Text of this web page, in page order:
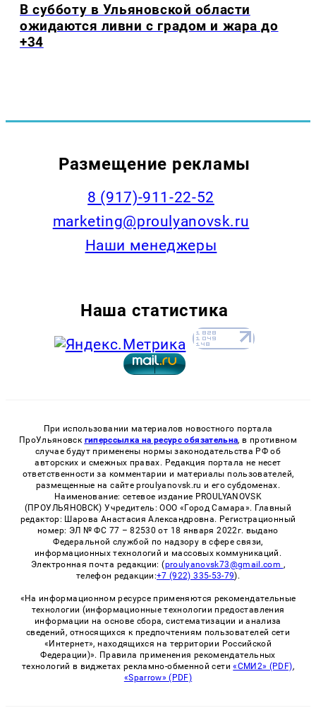
В субботу в Ульяновской области
ожидаются ливни с градом и жара до
+34
Размещение рекламы
8 (917)-911-22-52
marketing@proulyanovsk.ru
Наши менеджеры
Наша статистика
При использовании материалов новостного портала
ПроУльяновск гиперссылка на ресурс обязательна, в противном
случае будут применены нормы законодательства РФ об
авторских и смежных правах. Редакция портала не несет
ответственности за комментарии и материалы пользователей,
размещенные на сайте proulyanovsk.ru и его субдоменах.
Наименование: сетевое издание PROULYANOVSK
(ПРОУЛЬЯНОВСК) Учредитель: ООО «Город Самара». Главный
редактор: Шарова Анастасия Александровна. Регистрационный
номер: ЭЛ № ФС 77 – 82530 от 18 января 2022г. выдано
Федеральной службой по надзору в сфере связи,
информационных технологий и массовых коммуникаций.
Электронная почта редакции: (proulyanovsk73@gmail.com ,
телефон редакции:+7 (922) 335-53-79).
«На информационном ресурсе применяются рекомендательные
технологии (информационные технологии предоставления
информации на основе сбора, систематизации и анализа
сведений, относящихся к предпочтениям пользователей сети
«Интернет», находящихся на территории Российской
Федерации)». Правила применения рекомендательных
технологий в виджетах рекламно-обменной сети«СМИ2» (PDF),
«Sparrow» (PDF)